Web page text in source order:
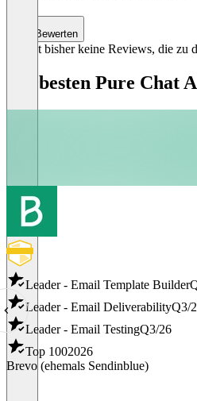
Bewerten
Es gibt bisher keine Reviews, die zu
Die besten Pure Chat
Leader - Email Template Builder
Leader - Email DeliverabilityQ3/
Leader - Email TestingQ3/26
Top 1002026
Brevo (ehemals Sendinblue)